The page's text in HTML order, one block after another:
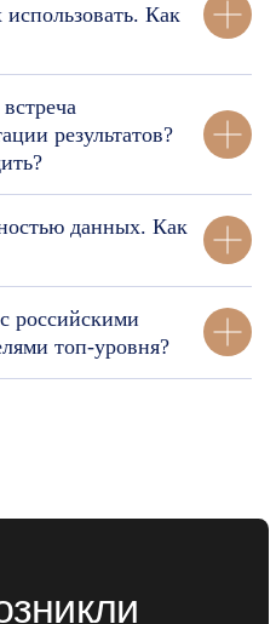
Как
результатов?
данных. Как
российскими
топ-уровня?